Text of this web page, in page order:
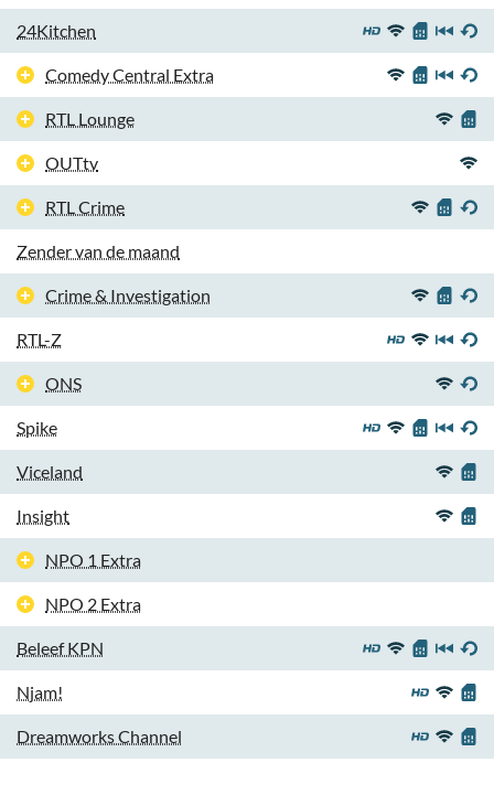
24Kitchen
Comedy Central Extra
RTL Lounge
OUTtv
RTL Crime
Zender van de maand
Crime & Investigation
RTL-Z
ONS
Spike
Viceland
Insight
NPO 1 Extra
NPO 2 Extra
Beleef KPN
Njam!
Dreamworks Channel